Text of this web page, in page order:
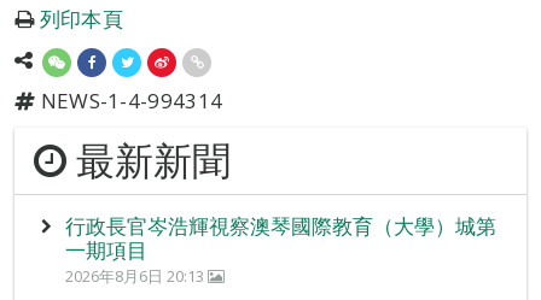
列印本頁
NEWS-1-4-994314
最新新聞
行政長官岑浩輝視察澳琴國際教育（大學）城第
一期項目
2026年8月6日 20:13